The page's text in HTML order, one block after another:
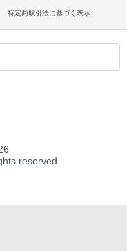
特定商取引法に基づく表示
reserved.